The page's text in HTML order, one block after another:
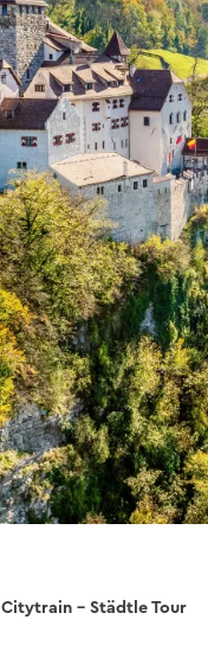
Citytrain - Städtle Tour